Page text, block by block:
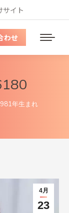
サイト
メ
ニ
わせ
年生まれ
4月
23